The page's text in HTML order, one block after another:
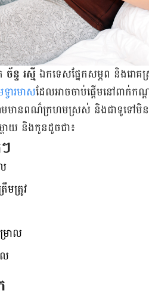
ច័ន្ទ រស្មីឯកទេស​ផ្នែក​សម្ភព និង​រោគ​
ារ​មាសដែល​អាច​ចាប់ផ្ដើម​នៅ​ពាក់​ក
ាន​ពណ៌​ក្រហម​ស្រស់ និង​ជា​ទូទៅ​មិន​
ាយ និង​កូន​ដូច​ជា៖
មត្រូវ
រាល